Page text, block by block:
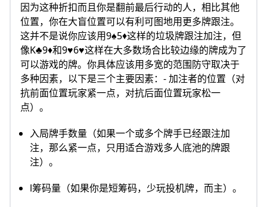
因为这种折扣而且你是翻前最后行动的人，相比其他
位置，你在大盲位置可以有利可图地用更多牌跟注。
这并不是说你应该用9♠5♦这样的垃圾牌跟注加注，但
像K♣9♦和9♥6♥这样在大多数场合比较边缘的牌成为了
可以游戏的牌。你具体应该用多宽的范围防守取决于
多种因素，以下是三个主要因素：- 加注者的位置（对
抗前面位置玩家紧一点，对抗后面位置玩家松一
点）。
入局牌手数量（如果一个或多个牌手已经跟注加
注，那么紧一点，只用适合游戏多人底池的牌跟
注）。
l筹码量（如果你是短筹码，少玩投机牌，而主）。